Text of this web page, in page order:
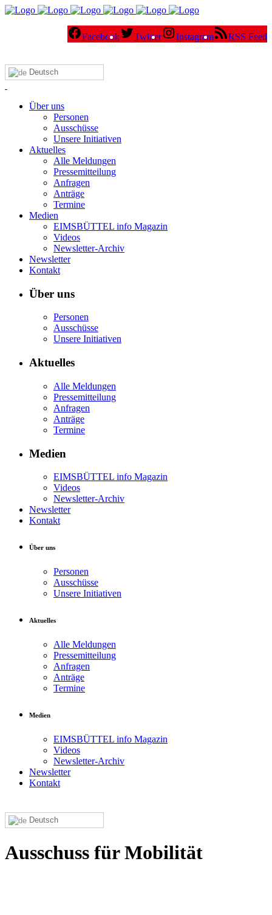
Facebook Twitter Instagram RSS Feed
Deutsch
Über uns
Personen
Ausschüsse
Unsere Initiativen
Aktuelles
Alle Meldungen
Pressemitteilung
Anfragen
Anträge
Termine
Medien
EIMSBÜTTEL info Magazin
Videos
Newsletter-Archiv
Newsletter
Kontakt
Über uns
Personen
Ausschüsse
Unsere Initiativen
Aktuelles
Alle Meldungen
Pressemitteilung
Anfragen
Anträge
Termine
Medien
EIMSBÜTTEL info Magazin
Videos
Newsletter-Archiv
Newsletter
Kontakt
Über uns
Personen
Ausschüsse
Unsere Initiativen
Aktuelles
Alle Meldungen
Pressemitteilung
Anfragen
Anträge
Termine
Medien
EIMSBÜTTEL info Magazin
Videos
Newsletter-Archiv
Newsletter
Kontakt
Deutsch
Ausschuss für Mobilität